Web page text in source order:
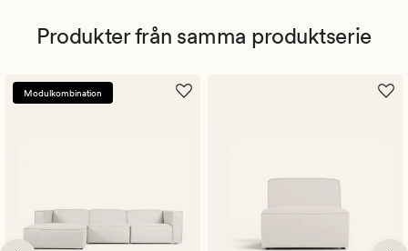
Produkter från samma produktserie
Modulkombination